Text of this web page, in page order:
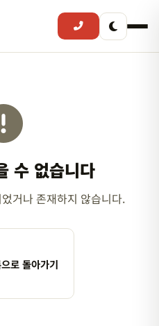
수 없습니다
거나 존재하지 않습니다.
로 돌아가기